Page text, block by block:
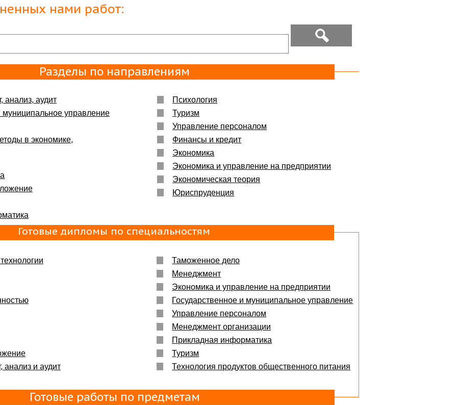
то,
нами работ:
Разделы по направлениям
анализ, аудит
муниципальное управление
в экономике,
Психология
Туризм
Управление персоналом
Финансы и кредит
Экономика
Экономика и управление на предприятии
Экономическая теория
Юриспруденция
Готовые дипломы по специальностям
анализ и аудит
Таможенное дело
Менеджмент
Экономика и управление на предприятии
Государственное и муниципальное управление
Управление персоналом
Менеджмент организации
Прикладная информатика
Туризм
Технология продуктов общественного питания
Готовые работы по предметам